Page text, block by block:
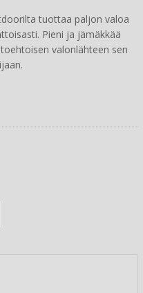
tuottaa paljon valoa
Pieni ja jämäkkää
valonlähteen sen